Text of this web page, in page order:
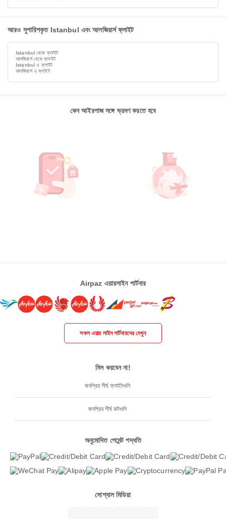
আরও সুপারিশকৃত Istanbul এবং আলজিয়ার্স ফ্লাইট
Istanbul থেকে ফ্লাইট
আলজিয়ার্স থেকে ফ্লাইট
Istanbul এ ফ্লাইট
আলজিয়ার্স এ ফ্লাইট
কেন আইরপাজ সঙ্গে ভ্রমণ করতে হবে
Airpaz এয়ারলাইন পার্টনার
সকল এয়ার লাইন পার্টনারদের দেখুন
মিস করবেন না!
জনপ্রিয় শীর্ষ ফ্লাইটগুলি
জনপ্রিয় শীর্ষ রুটগুলি
অনুমোদিত পেমেন্ট পদ্ধতি
সোশ্যাল মিডিয়া